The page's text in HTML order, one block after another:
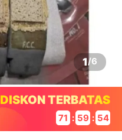
1/6
DISKON TERBATAS
71 : 59 : 54